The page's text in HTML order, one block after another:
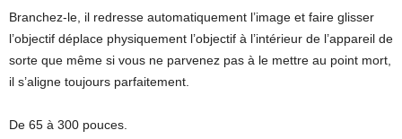
Branchez-le, il redresse automatiquement l’image et faire glisser
l’objectif déplace physiquement l’objectif à l’intérieur de l’appareil de
sorte que même si vous ne parvenez pas à le mettre au point mort,
il s’aligne toujours parfaitement.
De 65 à 300 pouces.